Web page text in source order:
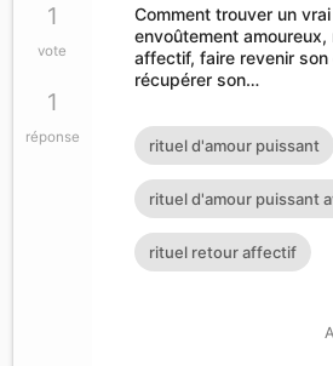
1
vote
1
réponse
Comment trouver un
envoûtement
affectif, faire revenir son
récupérer son…
rituel d'amour puissant
rituel d'amour puissant
rituel retour affectif